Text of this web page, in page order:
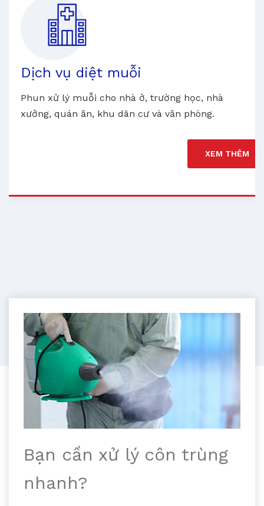
Dịch vụ diệt muỗi
Phun xử lý muỗi cho nhà ở, trường học, nhà
xưởng, quán ăn, khu dân cư và văn phòng.
XEM THÊM
Bạn cần xử lý côn trùng
nhanh?